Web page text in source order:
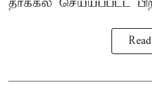
தாக்கல் செய்யப்பட்ட